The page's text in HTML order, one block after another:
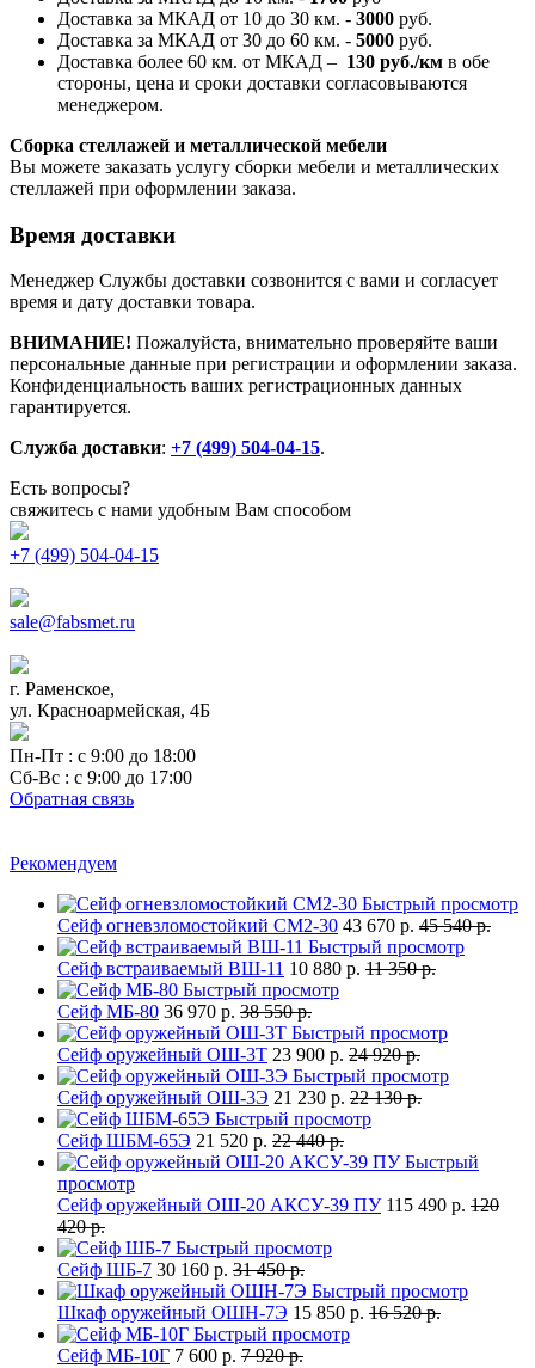
Доставка за МКАД от 10 до 30 км. - 3000 руб.
Доставка за МКАД от 30 до 60 км. - 5000 руб.
Доставка более 60 км. от МКАД – 130 руб./км в обе
стороны, цена и сроки доставки согласовываются
менеджером.
Сборка стеллажей и металлической мебели
Вы можете заказать услугу сборки мебели и металлических
стеллажей при оформлении заказа.
Время доставки
Менеджер Службы доставки созвонится с вами и согласует
время и дату доставки товара.
ВНИМАНИЕ! Пожалуйста, внимательно проверяйте ваши
персональные данные при регистрации и оформлении заказа.
Конфиденциальность ваших регистрационных данных
гарантируется.
Служба доставки: +7 (499) 504-04-15.
Есть вопросы?
свяжитесь с нами удобным Вам способом
+7 (499) 504-04-15
sale@fabsmet.ru
г. Раменское,
ул. Красноармейская, 4Б
Пн-Пт : с 9:00 до 18:00
Сб-Вс : с 9:00 до 17:00
Обратная связь
Рекомендуем
Быстрый просмотр
Сейф огневзломостойкий СМ2-30 43 670 р. 45 540 р.
Быстрый просмотр
Сейф встраиваемый ВШ-11 10 880 р. 11 350 р.
Быстрый просмотр
Сейф МБ-80 36 970 р. 38 550 р.
Быстрый просмотр
Сейф оружейный ОШ-3Т 23 900 р. 24 920 р.
Быстрый просмотр
Сейф оружейный ОШ-3Э 21 230 р. 22 130 р.
Быстрый просмотр
Сейф ШБМ-65Э 21 520 р. 22 440 р.
Быстрый
просмотр
Сейф оружейный ОШ-20 АКСУ-39 ПУ 115 490 р. 120
420 р.
Быстрый просмотр
Сейф ШБ-7 30 160 р. 31 450 р.
Быстрый просмотр
Шкаф оружейный ОШН-7Э 15 850 р. 16 520 р.
Быстрый просмотр
Сейф МБ-10Г 7 600 р. 7 920 р.